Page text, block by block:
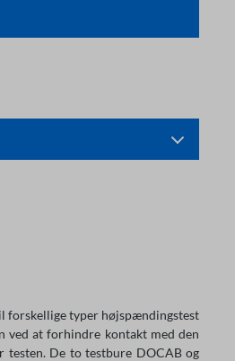
forskellige typer højspændingstest
ved at forhindre kontakt med den
testen. De to testbure DOCAB og